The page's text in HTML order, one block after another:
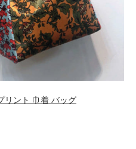
リント 巾着 バッグ